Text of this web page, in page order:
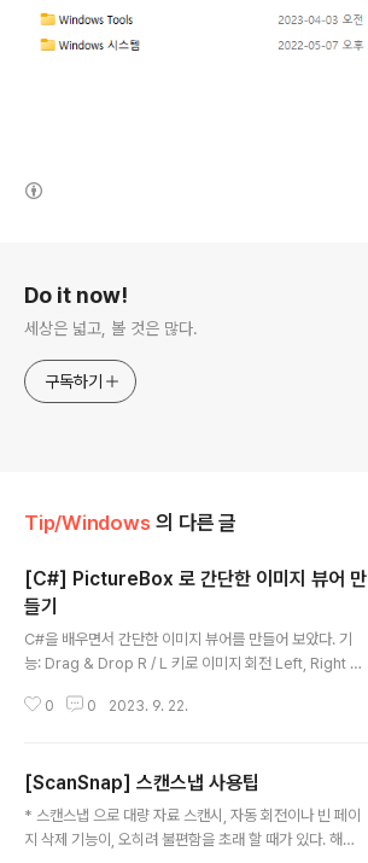
Do it now!
세상은 넓고, 볼 것은 많다.
구독하기
Tip/Windows 의 다른 글
[C#] PictureBox 로 간단한 이미지 뷰어 만
들기
C#을 배우면서 간단한 이미지 뷰어를 만들어 보았다. 기
능: Drag & Drop R / L 키로 이미지 회전 Left, Right 화
이미지 (알파벳 순) Down 화살표키: 마지막 이미지 (알파
mageViewer: Simple image view by c# Simple i
mage view by c#. Contribute to chobocho/chob
oImageViewer development by creating an acc
0 0 2023. 9. 22.
[ScanSnap] 스캔스냅 사용팁
* 스캔스냅 으로 대량 자료 스캔시, 자동 회전이나 빈 페이
지 삭제 기능이, 오히려 불편함을 초래 할 때가 있다. 해당